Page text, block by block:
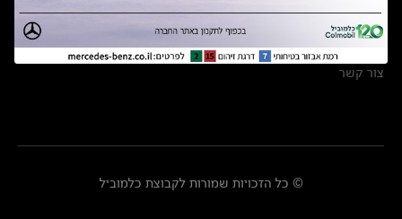
אולמות תצוגה
מרכזי שירות
צור קשר
© כל הזכויות שמורות לקבוצת כלמוביל